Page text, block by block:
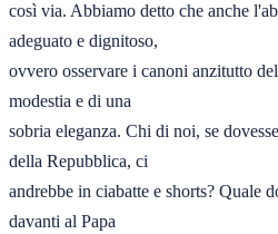
così via. Abbiamo detto che anche
adeguato e dignitoso,
ovvero osservare i canoni anzitutto
modestia e di una
sobria eleganza. Chi di noi, se
della Repubblica, ci
andrebbe in ciabatte e shorts? Quale
davanti al Papa